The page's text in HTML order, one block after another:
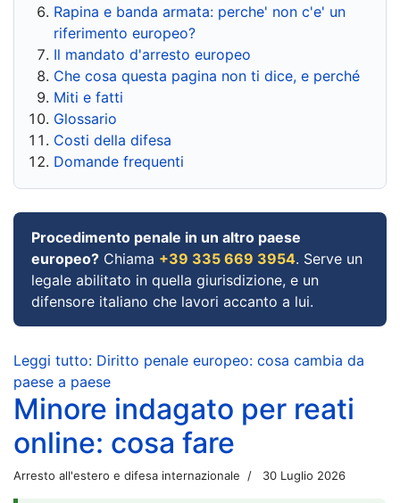
Rapina e banda armata: perche' non c'e' un
riferimento europeo?
Il mandato d'arresto europeo
Che cosa questa pagina non ti dice, e perché
Miti e fatti
Glossario
Costi della difesa
Domande frequenti
Procedimento penale in un altro paese
europeo? Chiama +39 335 669 3954. Serve un
legale abilitato in quella giurisdizione, e un
difensore italiano che lavori accanto a lui.
Leggi tutto: Diritto penale europeo: cosa cambia da
paese a paese
Minore indagato per reati
online: cosa fare
Arresto all'estero e difesa internazionale 30 Luglio 2026